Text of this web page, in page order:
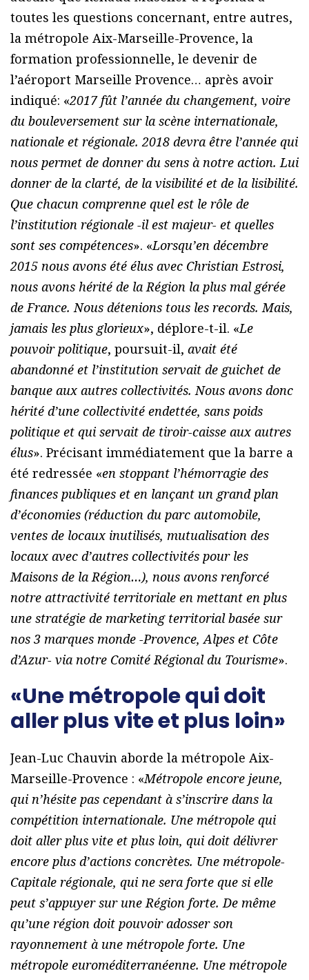
toutes les questions concernant, entre autres,
la métropole Aix-Marseille-Provence, la
formation professionnelle, le devenir de
l’aéroport Marseille Provence… après avoir
indiqué: «2017 fût l’année du changement, voire
du bouleversement sur la scène internationale,
nationale et régionale. 2018 devra être l’année qui
nous permet de donner du sens à notre action. Lui
donner de la clarté, de la visibilité et de la lisibilité.
Que chacun comprenne quel est le rôle de
l’institution régionale -il est majeur- et quelles
sont ses compétences». «Lorsqu’en décembre
2015 nous avons été élus avec Christian Estrosi,
nous avons hérité de la Région la plus mal gérée
de France. Nous détenions tous les records. Mais,
jamais les plus glorieux», déplore-t-il. «Le
pouvoir politique, poursuit-il, avait été
abandonné et l’institution servait de guichet de
banque aux autres collectivités. Nous avons donc
hérité d’une collectivité endettée, sans poids
politique et qui servait de tiroir-caisse aux autres
élus». Précisant immédiatement que la barre a
été redressée «en stoppant l’hémorragie des
finances publiques et en lançant un grand plan
d’économies (réduction du parc automobile,
ventes de locaux inutilisés, mutualisation des
locaux avec d’autres collectivités pour les
Maisons de la Région…), nous avons renforcé
notre attractivité territoriale en mettant en plus
une stratégie de marketing territorial basée sur
nos 3 marques monde -Provence, Alpes et Côte
d’Azur- via notre Comité Régional du Tourisme».
«Une métropole qui doit
aller plus vite et plus loin»
Jean-Luc Chauvin aborde la métropole Aix-
Marseille-Provence : «Métropole encore jeune,
qui n’hésite pas cependant à s’inscrire dans la
compétition internationale. Une métropole qui
doit aller plus vite et plus loin, qui doit délivrer
encore plus d’actions concrètes. Une métropole-
Capitale régionale, qui ne sera forte que si elle
peut s’appuyer sur une Région forte. De même
qu’une région doit pouvoir adosser son
rayonnement à une métropole forte. Une
métropole euroméditerranéenne. Une métropole